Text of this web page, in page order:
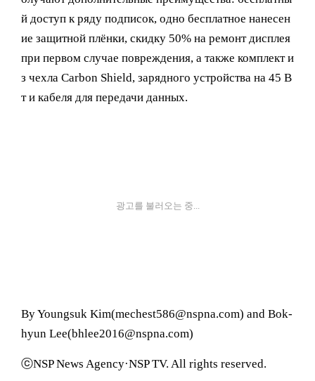
й доступ к ряду подписок, одно бесплатное нанесен
ие защитной плёнки, скидку 50% на ремонт дисплея
при первом случае повреждения, а также комплект и
з чехла Carbon Shield, зарядного устройства на 45 В
т и кабеля для передачи данных.
광고를 불러오는 중...
By Youngsuk Kim(mechest586@nspna.com) and Bok-
hyun Lee(bhlee2016@nspna.com)
ⓒNSP News Agency·NSP TV. All rights reserved.